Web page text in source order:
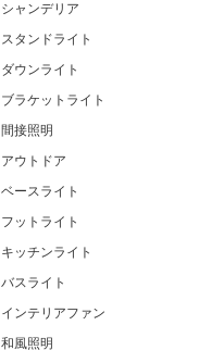
シャンデリア
スタンドライト
ダウンライト
ブラケットライト
間接照明
アウトドア
ベースライト
フットライト
キッチンライト
バスライト
インテリアファン
和風照明